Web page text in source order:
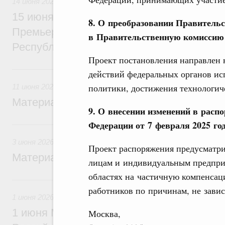
8. О преобразовании
в Правительственную
Проект постановления
действий федеральных органов
политики, достижения
9. О внесении изменений в
Федерации от 7 февраля 2025
Проект распоряжения
лицам и индивидуальным
областях на частичную
работников по причинам, не
Москва,
15 июня Михаил Мишустин проведёт
Премьер-министром Лаосской Народно-
Республики Сонсаем Сипхандоном
Материалы к заседанию Правительства
3 июня, среда
Материалы к заседанию Правительства
1 июня, понедельник
1 июня Михаил Мишустин вручит премии